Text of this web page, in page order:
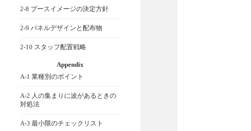
2-8 ブースイメージの決定方針
2-9 パネルデザインと配布物
2-10 スタッフ配置戦略
Appendix
A-1 業種別のポイント
A-2 人の集まりに波があるときの
対処法
A-3 最小限のチェックリスト